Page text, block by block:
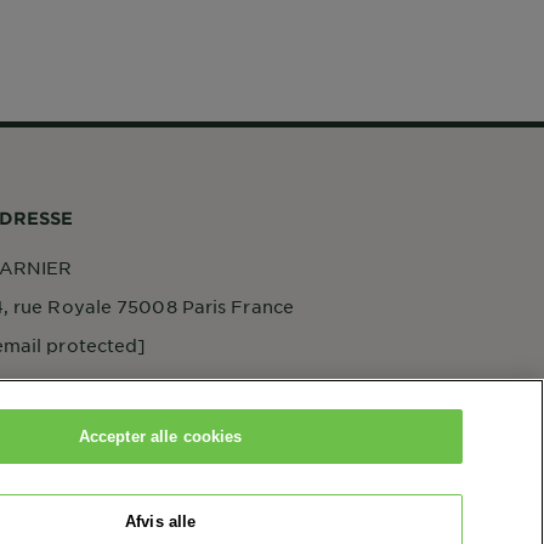
rue Royale 75008 Paris France
protected]
Afvis alle
Accepter alle cookies